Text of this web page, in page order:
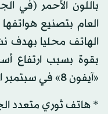
باللون الأحمر (في
العام بتصنيع
الهاتف محليا بهدف
بقوة بسبب ارتفاع
«آيفون 8» في سبتمبر المقبل.
* هاتف ثوري متعدد